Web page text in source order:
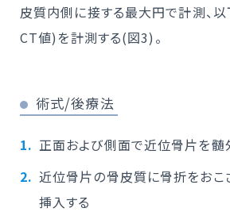
皮質内側に接する最大円で計測、以
CT値)を計測する(図3)。
術式/後療法
正面および側面で近位骨片を髄
近位骨片の骨皮質に骨折をおこ
挿入する